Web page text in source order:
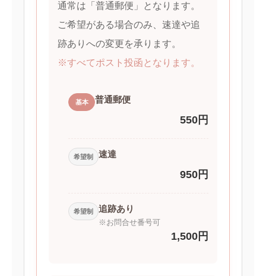
通常は「普通郵便」となります。
ご希望がある場合のみ、速達や追
跡ありへの変更を承ります。
※すべてポスト投函となります。
基本 普通郵便
550円
希望制 速達
950円
希望制 追跡あり
※お問合せ番号可
1,500円